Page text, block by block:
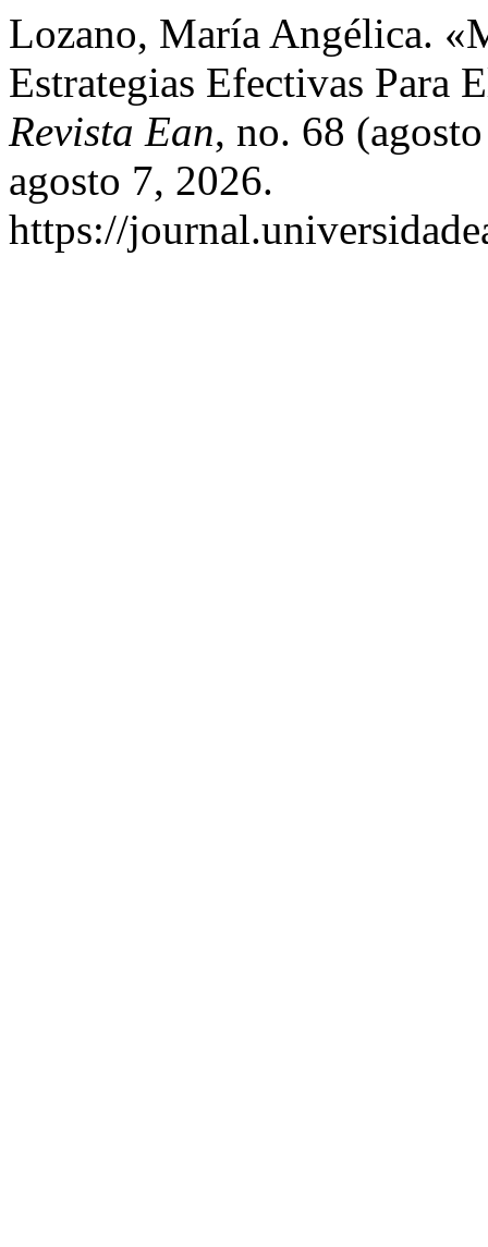
Lozano, María Angélica.
Estrategias Efectivas Para
Revista Ean, no. 68
agosto 7, 2026.
https://